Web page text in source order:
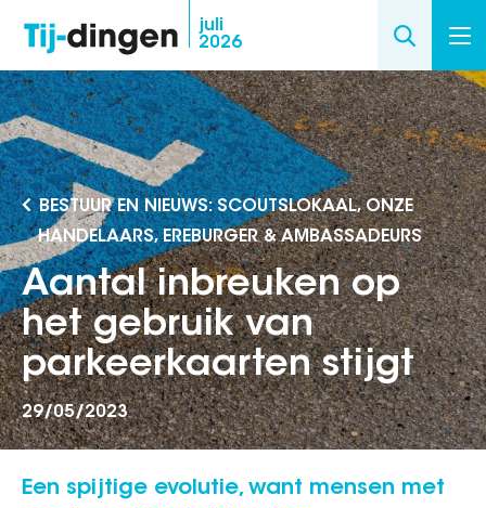
naar
de
inhoud
gaan
juli
2026
BESTUUR EN NIEUWS: SCOUTSLOKAAL, ONZE
HANDELAARS, EREBURGER & AMBASSADEURS
Aantal inbreuken op
het gebruik van
parkeerkaarten stijgt
29/05/2023
Een spijtige evolutie, want mensen met